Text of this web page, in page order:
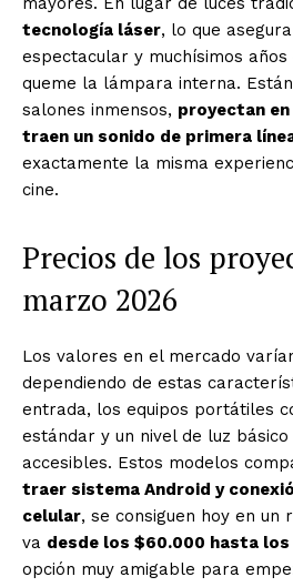
tecnología láser, lo que
espectacular y muchísimos años
queme la lámpara interna.
salones inmensos, proyectan
traen un sonido de primera
exactamente la misma
cine.
Precios de los
marzo 2026
Los valores en el mercado
dependiendo de estas
entrada, los equipos portátiles
estándar y un nivel de luz
accesibles. Estos modelos
traer sistema Android y
celular, se consiguen hoy en un
va desde los $60.000 hasta los
opción muy amigable para